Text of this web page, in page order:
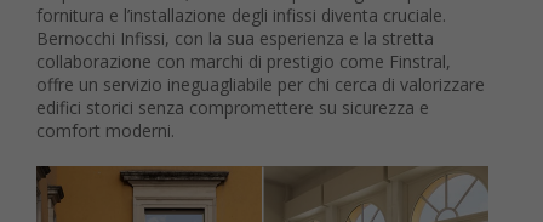
fornitura e l’installazione degli infissi diventa cruciale.
Bernocchi Infissi, con la sua esperienza e la stretta
collaborazione con marchi di prestigio come Finstral,
offre un servizio ineguagliabile per chi cerca di valorizzare
edifici storici senza compromettere su sicurezza e
comfort moderni.